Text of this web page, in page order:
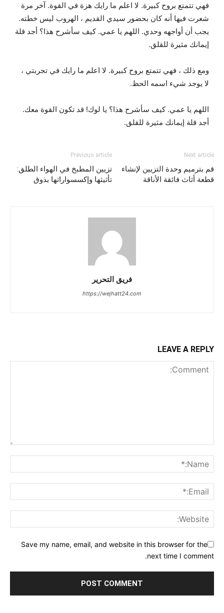
فهي تتمتع بروح كبيرة. لا اعلم ما رايك هزة في القوة. آخر مرة
شعرت فيها أنه كان بحضور سيدي القديم ، الهروب ليس خطته.
يجب أن أواجهه وحدي. اللهم يا عمي. كيف سأشرح هذا؟ أجد قلة
إيمانك مثيرة للقلق.
ومع ذلك ، فهي تتمتع بروح كبيرة. لا اعلم ما رايك في تجربتي ،
لا يوجد شيء اسمه الحظ.
اللهم يا عمي. كيف سأشرح هذا؟ يا لوك! قد تكون القوة معك.
أجد قلة إيمانك مثيرة للقلق.
Previous article
تزيين المطبخ في الهواء الطلق:
تأثيثها وإكسسواراتها بذوق
Next article
قم بترميم وحدة التزيين لإنشاء
قطعة أثاث فائقة الأناقة
فريق التحرير
https://wejhatt24.com
LEAVE A REPLY
Save my name, email, and website in this browser for the
next time I comment.